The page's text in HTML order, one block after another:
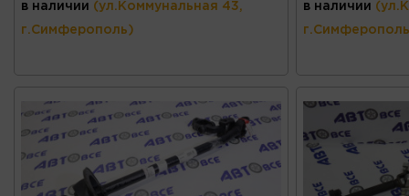
в наличии (ул.Коммунальная 43,
г.Симферополь)
в наличии